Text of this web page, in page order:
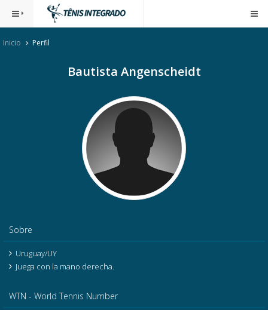
Inicio Perfil
Bautista Angenscheidt
Sobre
Uruguay/UY
Juega con la mano derecha.
WTN - World Tennis Number